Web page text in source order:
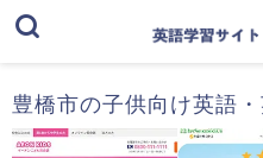
豊橋市の子供向け英語